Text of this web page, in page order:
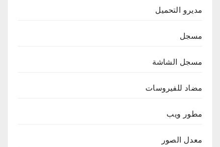
مديرو التحميل
مسجل
مسجل الشاشة
مضاد للفيروسات
مطور ويب
معدل الصور